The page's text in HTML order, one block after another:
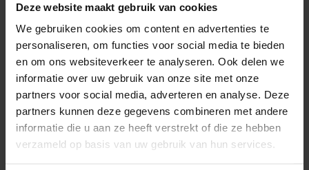
Deze website maakt gebruik van cookies
We gebruiken cookies om content en advertenties te
personaliseren, om functies voor social media te bieden
en om ons websiteverkeer te analyseren. Ook delen we
informatie over uw gebruik van onze site met onze
partners voor social media, adverteren en analyse. Deze
partners kunnen deze gegevens combineren met andere
informatie die u aan ze heeft verstrekt of die ze hebben
verzameld op basis van uw gebruik van hun services.
Grondkader Opklapbaar
alu-grondkader voo...
Grondkader Opklapbaar
alu-grondkader voor VP310...
Deliverytime
€ 329,-